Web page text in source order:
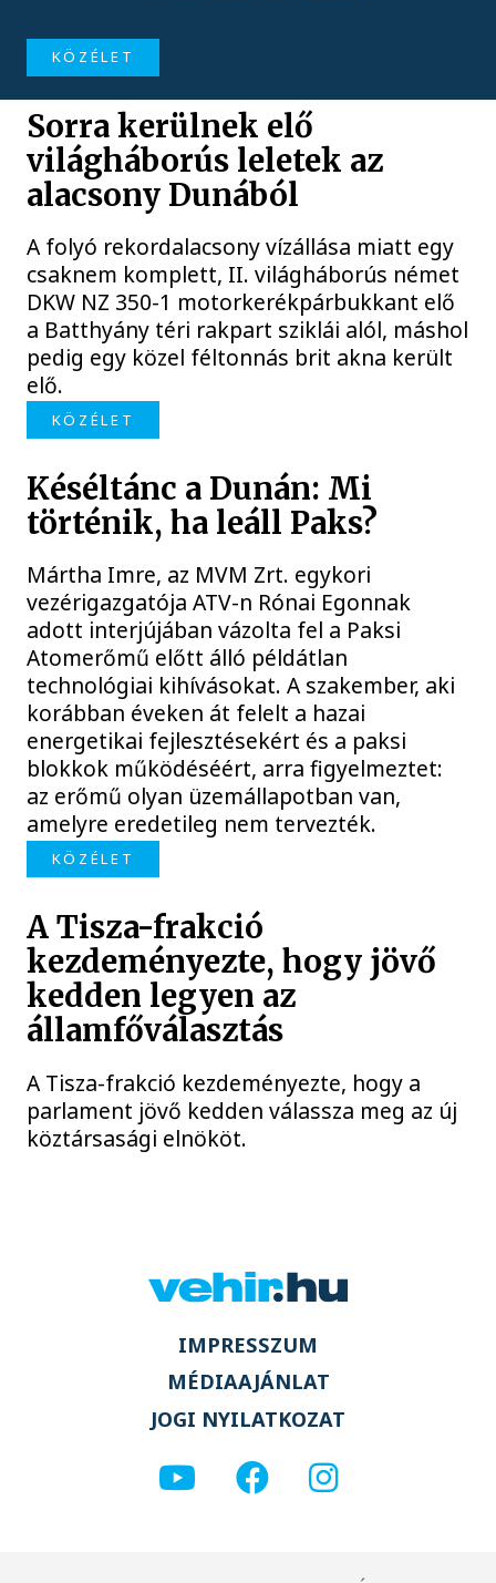
KÖZÉLET
Sorra kerülnek elő
világháborús leletek az
alacsony Dunából
A folyó rekordalacsony vízállása miatt egy
csaknem komplett, II. világháborús német
DKW NZ 350-1 motorkerékpárbukkant elő
a Batthyány téri rakpart sziklái alól, máshol
pedig egy közel féltonnás brit akna került
elő.
KÖZÉLET
Késéltánc a Dunán: Mi
történik, ha leáll Paks?
Mártha Imre, az MVM Zrt. egykori
vezérigazgatója ATV-n Rónai Egonnak
adott interjújában vázolta fel a Paksi
Atomerőmű előtt álló példátlan
technológiai kihívásokat. A szakember, aki
korábban éveken át felelt a hazai
energetikai fejlesztésekért és a paksi
blokkok működéséért, arra figyelmeztet:
az erőmű olyan üzemállapotban van,
amelyre eredetileg nem tervezték.
KÖZÉLET
A Tisza-frakció
kezdeményezte, hogy jövő
kedden legyen az
államfőválasztás
A Tisza-frakció kezdeményezte, hogy a
parlament jövő kedden válassza meg az új
köztársasági elnököt.
IMPRESSZUM
MÉDIAAJÁNLAT
JOGI NYILATKOZAT